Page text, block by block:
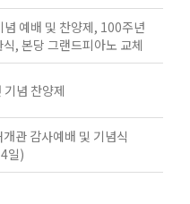
예배 및 찬양제, 100주년
, 본당 그랜드피아노 교체
념 찬양제
관 감사예배 및 기념식
일)